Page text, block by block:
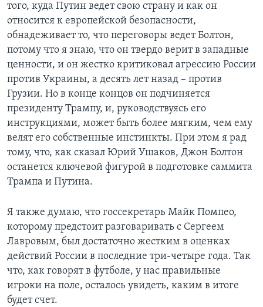
того, куда Путин ведет свою страну и как он
относится к европейской безопасности,
обнадеживает то, что переговоры ведет Болтон,
потому что я знаю, что он твердо верит в западные
ценности, и он жестко критиковал агрессию России
против Украины, а десять лет назад – против
Грузии. Но в конце концов он подчиняется
президенту Трампу, и, руководствуясь его
инструкциями, может быть более мягким, чем ему
велят его собственные инстинкты. При этом я рад
тому, что, как сказал Юрий Ушаков, Джон Болтон
останется ключевой фигурой в подготовке саммита
Трампа и Путина.
Я также думаю, что госсекретарь Майк Помпео,
которому предстоит разговаривать с Сергеем
Лавровым, был достаточно жестким в оценках
действий России в последние три-четыре года. Так
что, как говорят в футболе, у нас правильные
игроки на поле, осталось увидеть, каким в итоге
будет счет.